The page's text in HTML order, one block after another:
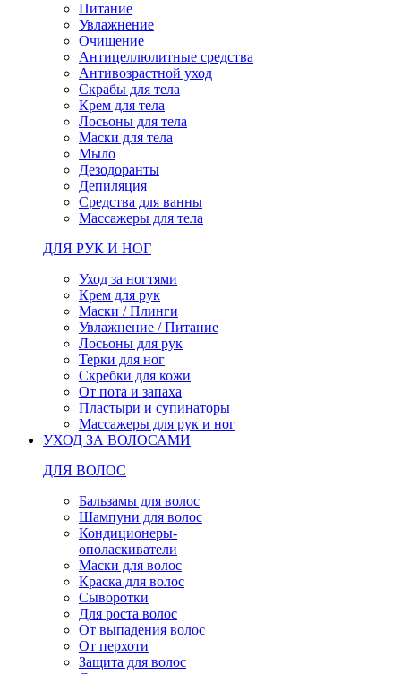
Питание
Увлажнение
Очищение
Антицеллюлитные средства
Антивозрастной уход
Скрабы для тела
Крем для тела
Лосьоны для тела
Маски для тела
Мыло
Дезодоранты
Депиляция
Средства для ванны
Массажеры для тела
ДЛЯ РУК И НОГ
Уход за ногтями
Крем для рук
Маски / Плинги
Увлажнение / Питание
Лосьоны для рук
Терки для ног
Скребки для кожи
От пота и запаха
Пластыри и супинаторы
Массажеры для рук и ног
УХОД ЗА ВОЛОСАМИ
ДЛЯ ВОЛОС
Бальзамы для волос
Шампуни для волос
Кондиционеры-
ополаскиватели
Маски для волос
Краска для волос
Сыворотки
Для роста волос
От выпадения волос
От перхоти
Защита для волос